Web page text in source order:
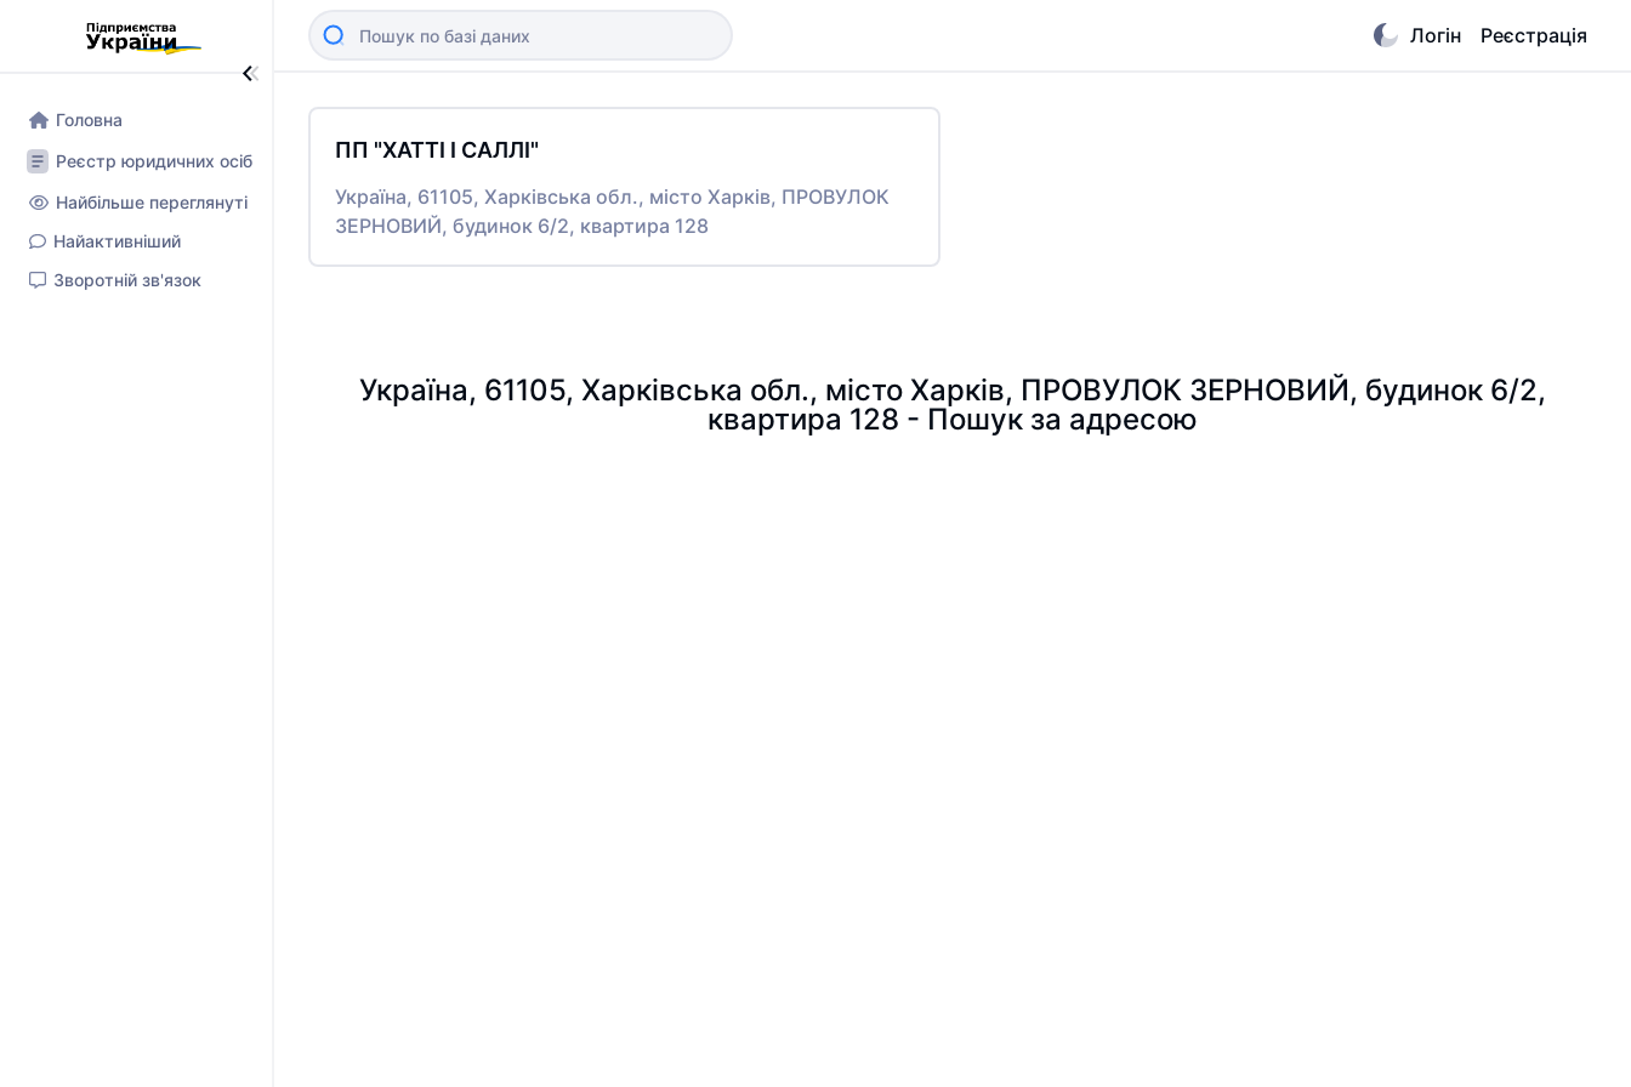
Головна
Реєстр юридичних осіб
Найбільше переглянуті
Найактивніший
Зворотній зв'язок
Логін Реєстрація
ПП "ХАТТІ І САЛЛІ"
Україна, 61105, Харківська обл., місто Харків, ПРОВУЛОК
ЗЕРНОВИЙ, будинок 6/2, квартира 128
Україна, 61105, Харківська обл., місто Харків, ПРОВУЛОК ЗЕРНОВИЙ, будинок 6/2,
квартира 128 - Пошук за адресою